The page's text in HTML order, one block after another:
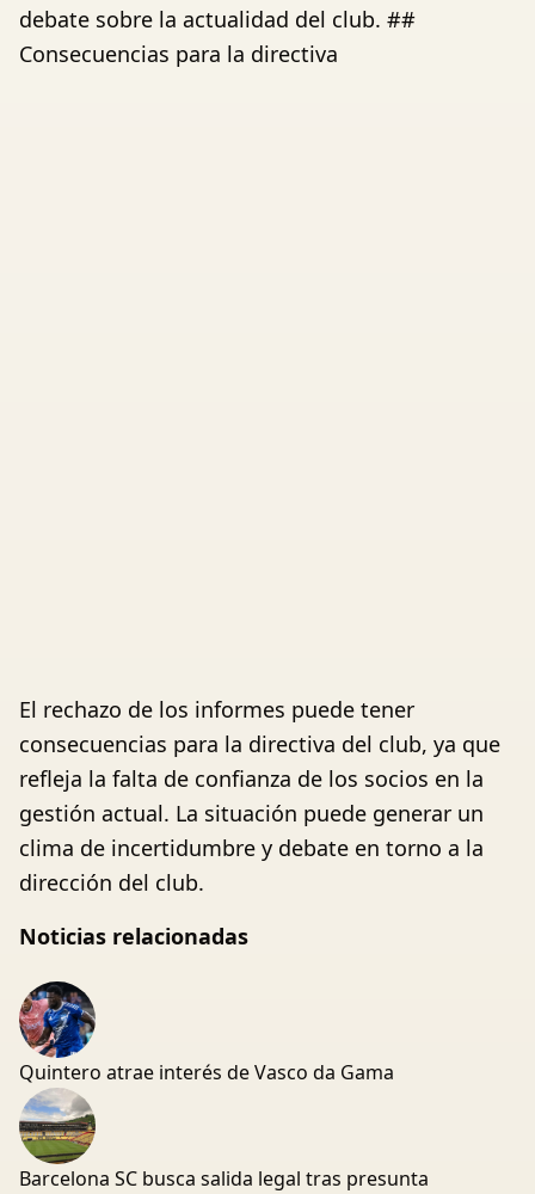
debate sobre la actualidad del club. ##
Consecuencias para la directiva
El rechazo de los informes puede tener
consecuencias para la directiva del club, ya que
refleja la falta de confianza de los socios en la
gestión actual. La situación puede generar un
clima de incertidumbre y debate en torno a la
dirección del club.
Noticias relacionadas
Quintero atrae interés de Vasco da Gama
Barcelona SC busca salida legal tras presunta